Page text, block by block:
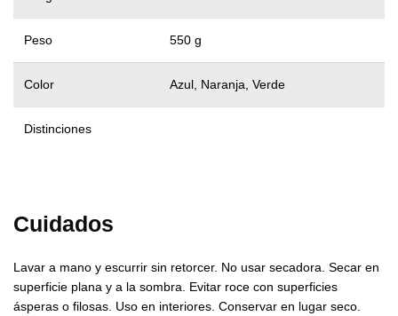
Peso 550 g
Color Azul, Naranja, Verde
Distinciones
Cuidados
Lavar a mano y escurrir sin retorcer. No usar secadora. Secar en
superficie plana y a la sombra. Evitar roce con superficies
ásperas o filosas. Uso en interiores. Conservar en lugar seco.